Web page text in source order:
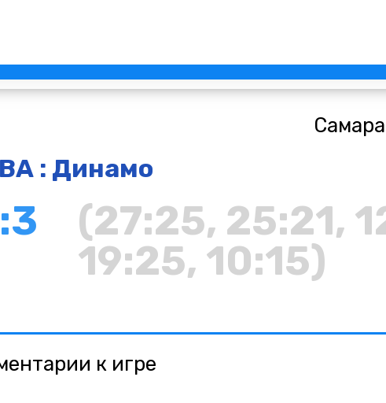
: Динамо
(27:25, 25:21,
19:25, 10:15)
к игре